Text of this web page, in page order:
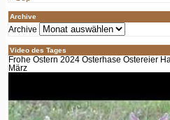
Archive
Archive
Video des Tages
Frohe Ostern 2024 Osterhase Ostereier
März